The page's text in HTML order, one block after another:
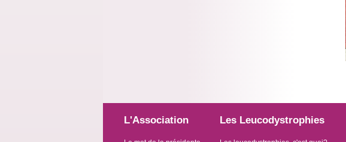
L'Association Les Leucodystrophies